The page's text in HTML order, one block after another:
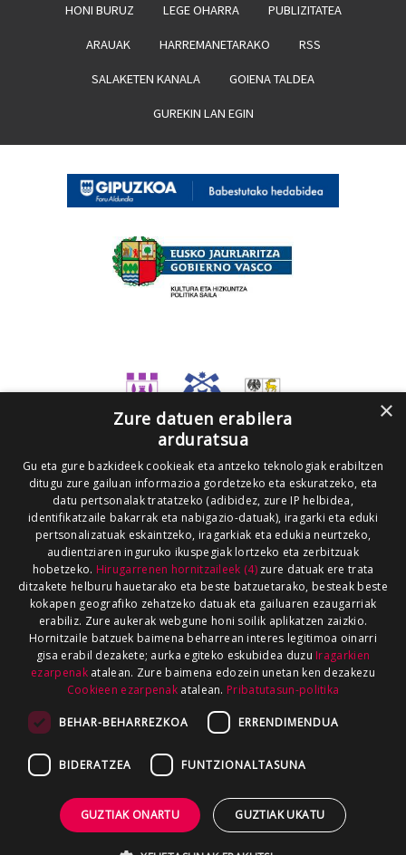
HONI BURUZ LEGE OHARRA PUBLIZITATEA
ARAUAK HARREMANETARAKO RSS
SALAKETEN KANALA GOIENA TALDEA
GUREKIN LAN EGIN
×
Zure datuen erabilera
arduratsua
Gu eta gure bazkideek cookieak eta antzeko teknologiak erabiltzen
ditugu zure gailuan informazioa gordetzeko eta eskuratzeko, eta
datu pertsonalak tratatzeko (adibidez, zure IP helbidea,
identifikatzaile bakarrak eta nabigazio-datuak), iragarki eta eduki
pertsonalizatuak eskaintzeko, iragarkiak eta edukia neurtzeko,
audientziaren inguruko ikuspegiak lortzeko eta zerbitzuak
hobetzeko. Hirugarrenen hornitzaileek (4)zure datuak ere trata
ditzakete helburu hauetarako eta beste batzuetarako, besteak beste
kokapen geografiko zehatzeko datuak eta gailuaren ezaugarriak
erabiliz. Zure aukerak webgune honi soilik aplikatzen zaizkio.
Hornitzaile batzuek baimena beharrean interes legitimoa oinarri
gisa erabil dezakete; aurka egiteko eskubidea duzu Iragarkien
ezarpenakatalean. Zure baimena edozein unetan ken dezakezu
Cookieen ezarpenak atalean. Pribatutasun-politika
BEHAR-BEHARREZKOA ERRENDIMENDUA
BIDERATZEA FUNTZIONALTASUNA
GUZTIAK ONARTU GUZTIAK UKATU